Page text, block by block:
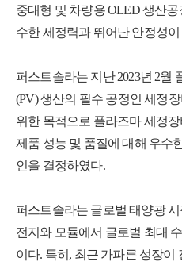
중대형 및 차량용 OLED 생산
수한 세정력과 뛰어난 안정성
퍼스트솔라는 지난 2023년 2월
(PV) 생산의 필수 공정인 세정
위한 목적으로 플라즈마 세정
제품 성능 및 품질에 대해 우수
인을 결정하였다.
퍼스트솔라는 글로벌 태양광
전지와 모듈에서 글로벌 최대
이다. 특히, 최근 가파른 성장이